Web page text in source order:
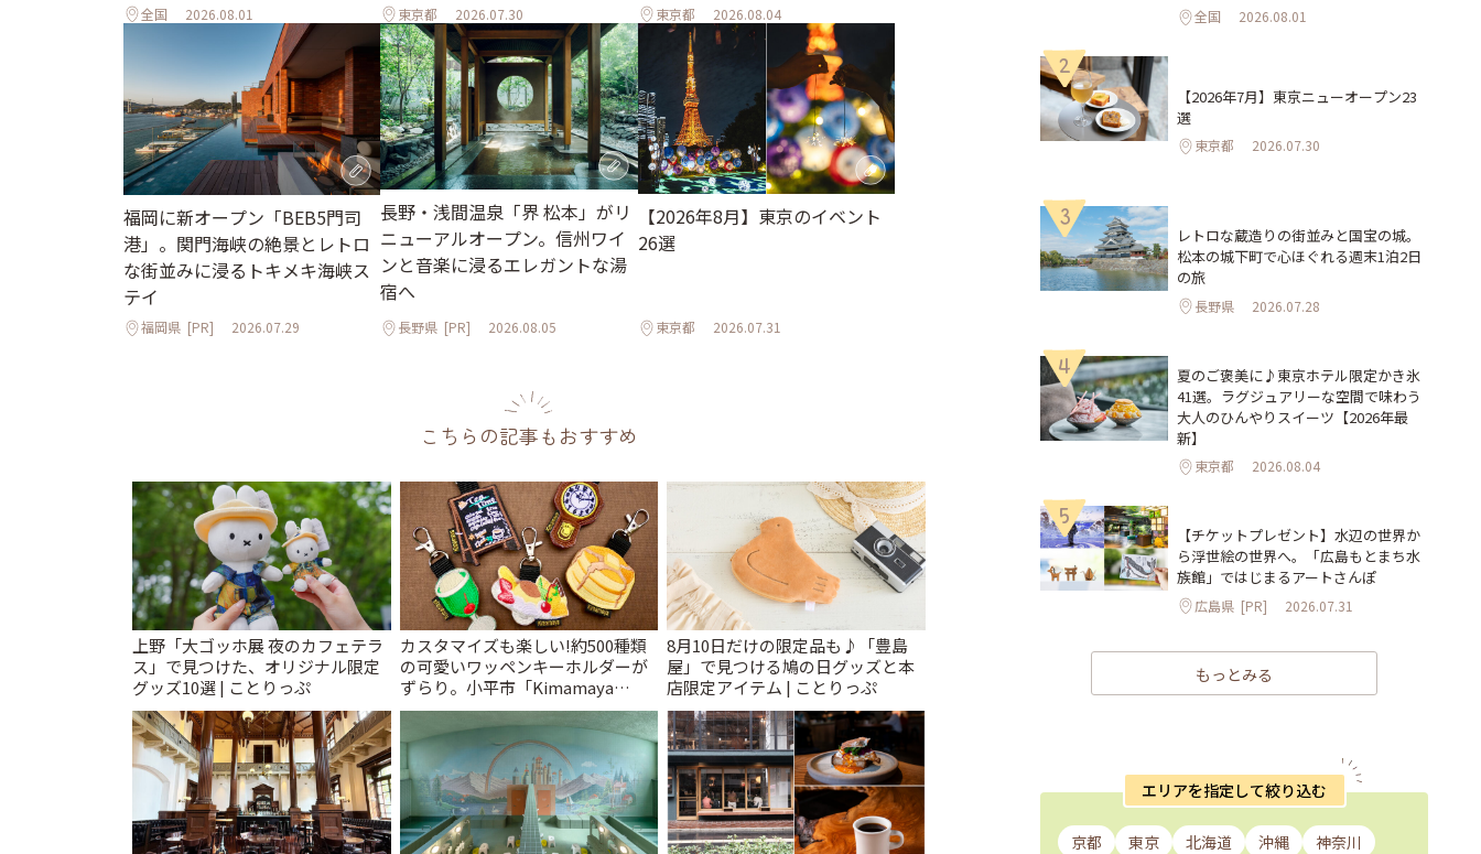
全国 2026.08.01 東京都 2026.07.30 東京都 2026.08.04
福岡に新オープン「BEB5門司
港」。関門海峡の絶景とレトロ
な街並みに浸るトキメキ海峡ス
テイ
福岡県 [PR] 2026.07.29
長野・浅間温泉「界 松本」がリ
ニューアルオープン。信州ワイ
ンと音楽に浸るエレガントな湯
宿へ
長野県 [PR] 2026.08.05
【2026年8月】東京のイベント
26選
東京都 2026.07.31
こちらの記事もおすすめ
上野「大ゴッホ展 夜のカフェテラ
ス」で見つけた、オリジナル限定
グッズ10選 | ことりっぷ
カスタマイズも楽しい!約500種類
の可愛いワッペンキーホルダーが
ずらり。小平市「Kimamaya
T&K」 | ことりっぷ
8月10日だけの限定品も♪「豊島
屋」で見つける鳩の日グッズと本
店限定アイテム | ことりっぷ
全国 2026.08.01
2
【2026年7月】東京ニューオープン23
選
東京都 2026.07.30
3
レトロな蔵造りの街並みと国宝の城。
松本の城下町で心ほぐれる週末1泊2日
の旅
長野県 2026.07.28
4
夏のご褒美に♪東京ホテル限定かき氷
41選。ラグジュアリーな空間で味わう
大人のひんやりスイーツ【2026年最
新】
東京都 2026.08.04
5
【チケットプレゼント】水辺の世界か
ら浮世絵の世界へ。「広島もとまち水
族館」ではじまるアートさんぽ
広島県 [PR] 2026.07.31
もっとみる
エリアを指定して絞り込む
京都 東京 北海道 沖縄
神奈川